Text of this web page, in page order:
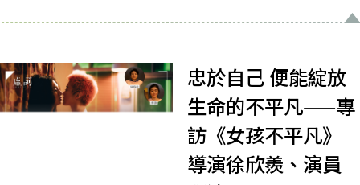
忠於自己 便能綻放
生命的不平凡——專
訪《女孩不平凡》
導演徐欣羨、演員